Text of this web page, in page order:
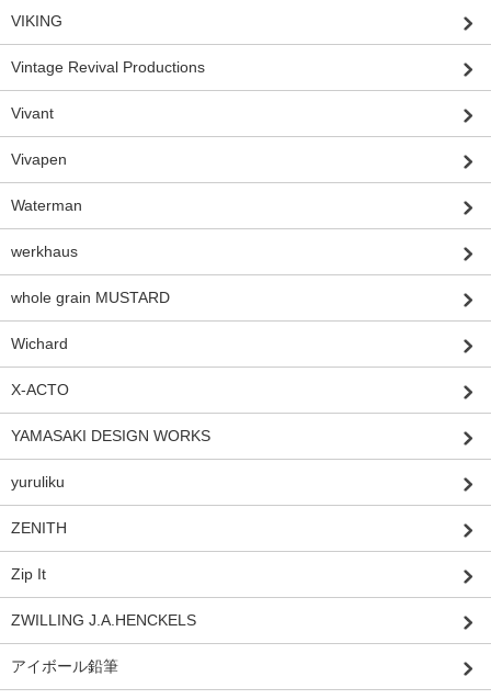
VIKING
Vintage Revival Productions
Vivant
Vivapen
Waterman
werkhaus
whole grain MUSTARD
Wichard
X-ACTO
YAMASAKI DESIGN WORKS
yuruliku
ZENITH
Zip It
ZWILLING J.A.HENCKELS
アイボール鉛筆